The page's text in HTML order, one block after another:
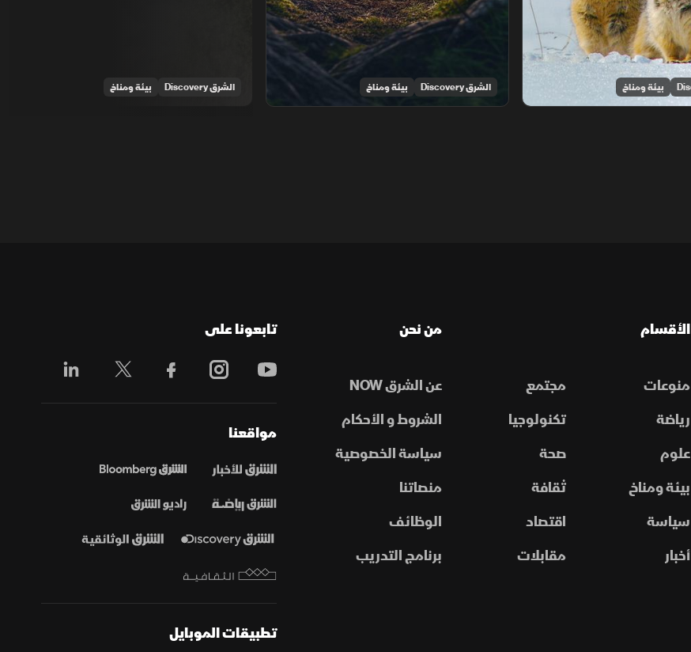
بيئة ومناخ الشرق Discovery بيئة ومناخ الشرق Discovery بيئة ومناخ
الأقسام
منوعات
مجتمع
رياضة
تكنولوجيا
علوم
صحة
بيئة ومناخ
ثقافة
سياسة
اقتصاد
أخبار
مقابلات
من نحن
عن الشرق NOW
الشروط و الأحكام
سياسة الخصوصية
منصاتنا
الوظائف
برنامج التدريب
تابعونا على
مواقعنا
تطبيقات الموبايل